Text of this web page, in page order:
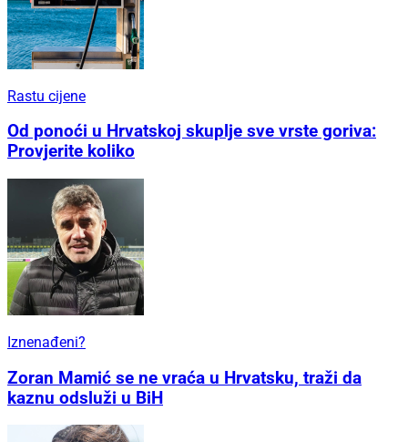
Rastu cijene
Od ponoći u Hrvatskoj skuplje sve vrste goriva:
Provjerite koliko
Iznenađeni?
Zoran Mamić se ne vraća u Hrvatsku, traži da
kaznu odsluži u BiH